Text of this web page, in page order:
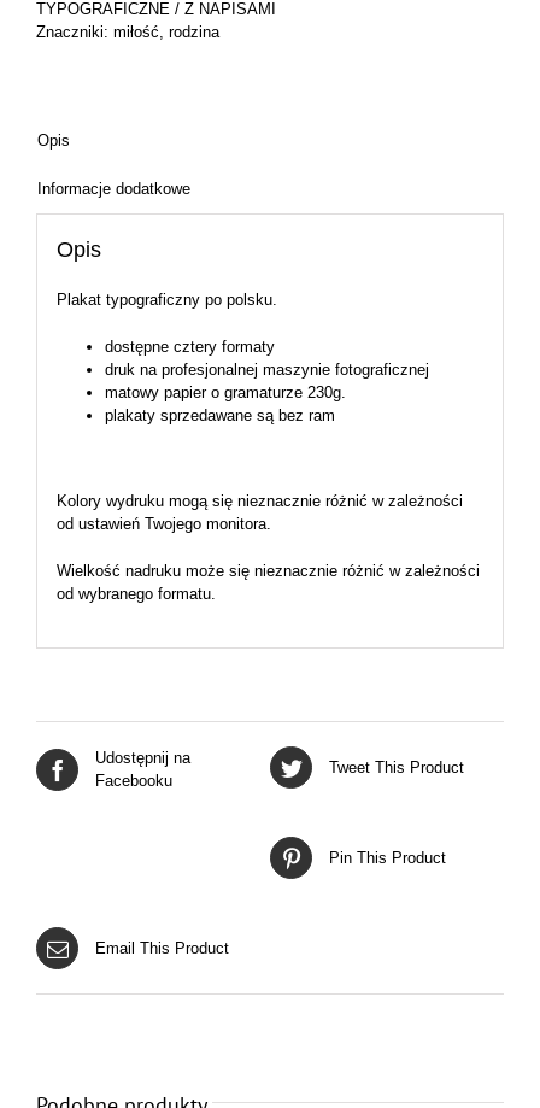
TYPOGRAFICZNE / Z NAPISAMI
Znaczniki: miłość, rodzina
Opis
Informacje dodatkowe
Opis
Plakat typograficzny po polsku.
dostępne cztery formaty
druk na profesjonalnej maszynie fotograficznej
matowy papier o gramaturze 230g.
plakaty sprzedawane są bez ram
Kolory wydruku mogą się nieznacznie różnić w zależności
od ustawień Twojego monitora.
Wielkość nadruku może się nieznacznie różnić w zależności
od wybranego formatu.
Udostępnij na
Facebooku
Tweet This Product
Pin This Product
Email This Product